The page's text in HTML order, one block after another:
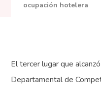
ocupación hotelera
El tercer lugar que
Departamental de